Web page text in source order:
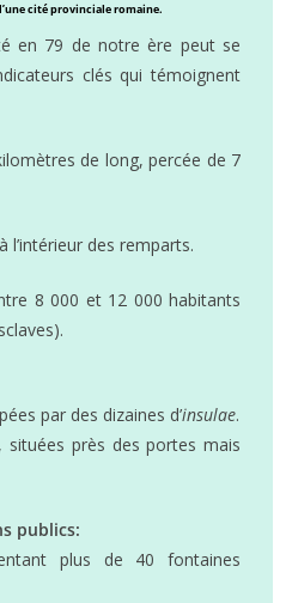
cité provinciale romaine.
en 79 de notre ère peut se
clés qui témoignent
de long, percée de 7
l’intérieur des remparts.
8 000 et 12 000 habitants
par des dizaines d’insulae.
situées près des portes mais
publics:
plus de 40 fontaines